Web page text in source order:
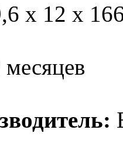
х 12 х
месяцев